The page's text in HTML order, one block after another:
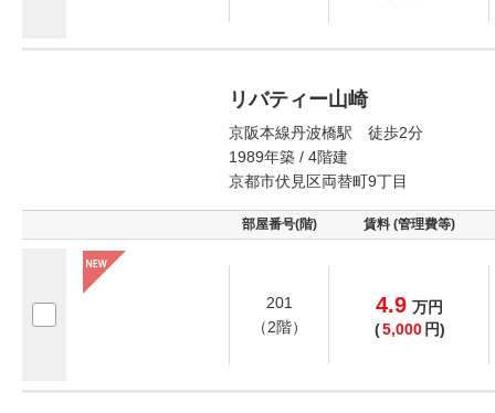
リバティー山崎
京阪本線丹波橋駅 徒歩2分
1989年築 / 4階建
京都市伏見区両替町9丁目
部屋番号(階) 賃料 (管理費等)
201
（2階）
4.9 万円
(5,000 円)